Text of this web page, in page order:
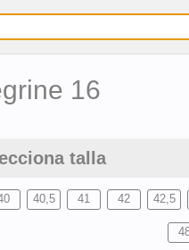
16
talla
40,5 41 42 42,5